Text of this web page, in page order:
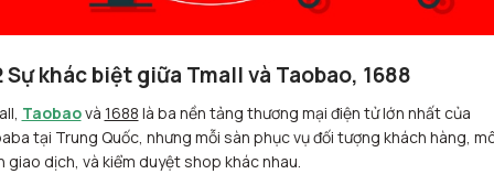
Sự khác biệt giữa Tmall và Taobao, 1688
Taobaovà 1688 là ba nền tảng thương mại điện tử lớn nhất của
tại Trung Quốc, nhưng mỗi sàn phục vụ đối tượng khách hàng,
giao dịch, và kiểm duyệt shop khác nhau.​